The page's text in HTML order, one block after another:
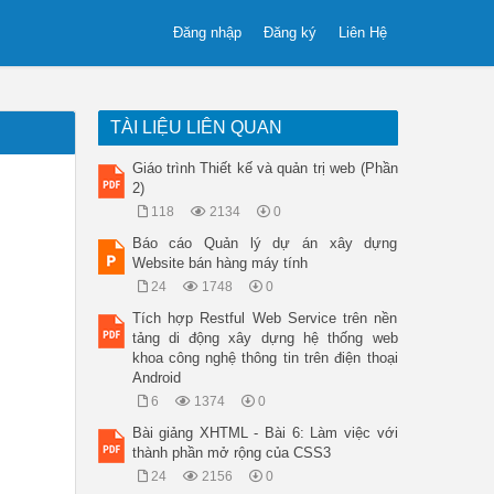
Liên Hệ
Đăng ký
Đăng nhập
TÀI LIỆU LIÊN QUAN
Giáo trình Thiết kế và quản trị web (Phần
2)
118 2134 0
Báo cáo Quản lý dự án xây dựng
Website bán hàng máy tính
24 1748 0
Tích hợp Restful Web Service trên nền
tảng di động xây dựng hệ thống web
khoa công nghệ thông tin trên điện thoại
Android
6 1374 0
Bài giảng XHTML - Bài 6: Làm việc với
thành phần mở rộng của CSS3
24 2156 0